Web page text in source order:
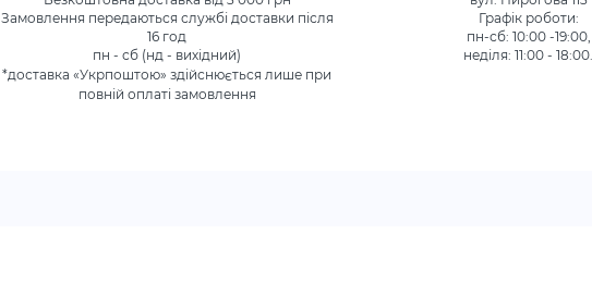
Замовлення передаються службі доставки після
16 год
пн - сб (нд - вихідний)
*доставка «Укрпоштою» здійснюється лише при
повній оплаті замовлення
Графік роботи:
пн-сб: 10:00 -19:00,
неділя: 11:00 - 18:00.